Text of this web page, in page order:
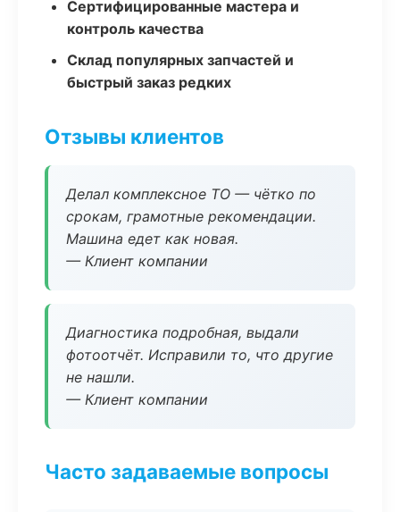
Сертифицированные мастера и
контроль качества
Склад популярных запчастей и
быстрый заказ редких
Отзывы клиентов
Делал комплексное ТО — чётко по
срокам, грамотные рекомендации.
Машина едет как новая.
— Клиент компании
Диагностика подробная, выдали
фотоотчёт. Исправили то, что другие
не нашли.
— Клиент компании
Часто задаваемые вопросы